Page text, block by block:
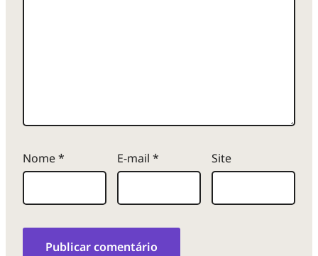
Nome* E-mail * Site